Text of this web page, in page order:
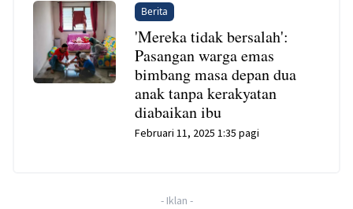
Berita
'Mereka tidak bersalah':
Pasangan warga emas
bimbang masa depan dua
anak tanpa kerakyatan
diabaikan ibu
Februari 11, 2025 1:35 pagi
- Iklan -